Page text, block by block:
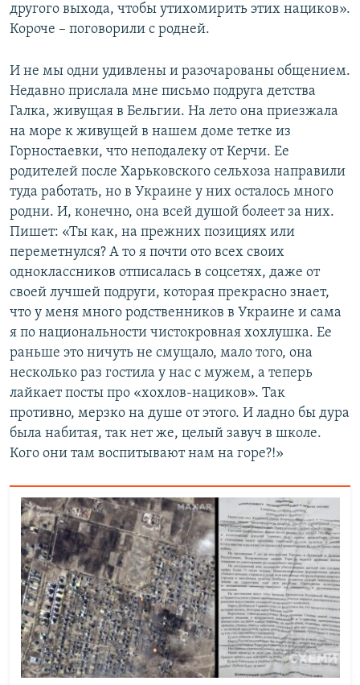
другого выхода, чтобы утихомирить этих нациков».
Короче – поговорили с родней.
И не мы одни удивлены и разочарованы общением.
Недавно прислала мне письмо подруга детства
Галка, живущая в Бельгии. На лето она приезжала
на море к живущей в нашем доме тетке из
Горностаевки, что неподалеку от Керчи. Ее
родителей после Харьковского сельхоза направили
туда работать, но в Украине у них осталось много
родни. И, конечно, она всей душой болеет за них.
Пишет: «Ты как, на прежних позициях или
переметнулся? А то я почти ото всех своих
одноклассников отписалась в соцсетях, даже от
своей лучшей подруги, которая прекрасно знает,
что у меня много родственников в Украине и сама
я по национальности чистокровная хохлушка. Ее
раньше это ничуть не смущало, мало того, она
несколько раз гостила у нас с мужем, а теперь
лайкает посты про «хохлов-нациков». Так
противно, мерзко на душе от этого. И ладно бы дура
была набитая, так нет же, целый завуч в школе.
Кого они там воспитывают нам на горе?!»